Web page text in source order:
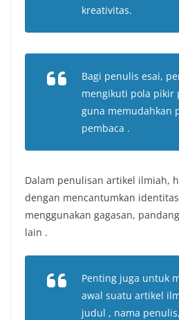
kreativitas.
Bagi penulis esai,
mengikuti pola pikir
guna memudahkan
pembaca .
Dalam penulisan artikel ilmiah,
dengan mencantumkan
menggunakan gagasan,
lain .
Penting juga untuk
awal suatu artikel
judul , nama